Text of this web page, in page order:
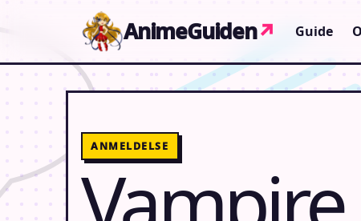
AnimeGuiden↗ Guide
ANMELDELSE